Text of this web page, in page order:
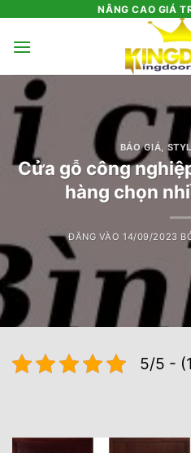
nội
NÂNG CAO GIÁ
BÁO GIÁ
Cửa gỗ công
hàng chọn
ĐĂNG VÀO14/09/2023
5/5 -